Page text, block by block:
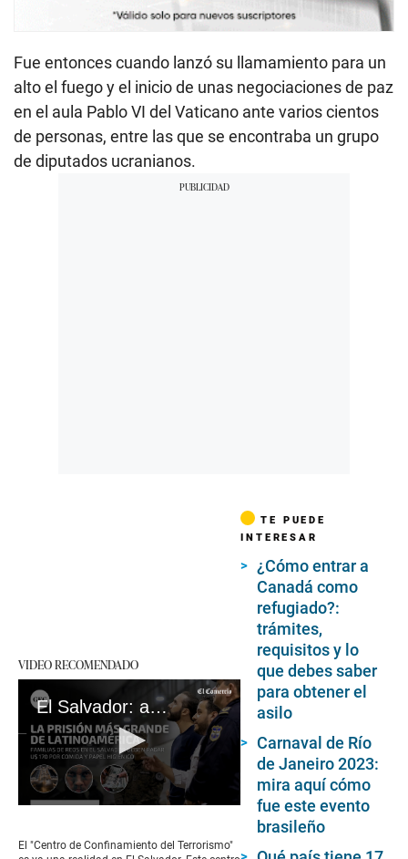
Fue entonces cuando lanzó su llamamiento para un
alto el fuego y el inicio de unas negociaciones de paz
en el aula Pablo VI del Vaticano ante varios cientos
de personas, entre las que se encontraba un grupo
de diputados ucranianos.
VIDEO RECOMENDADO
El Salvador: así es por dentro la nueva cárcel de Nayib Bukele para las pandillas
of
2
El "Centro de Confinamiento del Terrorismo"
TE PUEDE
INTERESAR
¿Cómo entrar a
Canadá como
refugiado?:
trámites,
requisitos y lo
que debes saber
para obtener el
asilo
Carnaval de Río
de Janeiro 2023:
mira aquí cómo
fue este evento
brasileño